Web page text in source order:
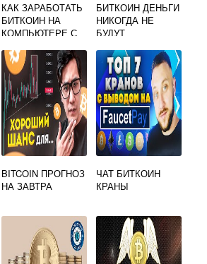
КАК ЗАРАБОТАТЬ
БИТКОИН НА
КОМПЬЮТЕРЕ С
ВИДЕОКАРТЫ
БИТКОИН ДЕНЬГИ
НИКОГДА НЕ
БУДУТ
СМОТРЕТЬ
ОНЛАЙН
BITCOIN ПРОГНОЗ
НА ЗАВТРА
ЧАТ БИТКОИН
КРАНЫ